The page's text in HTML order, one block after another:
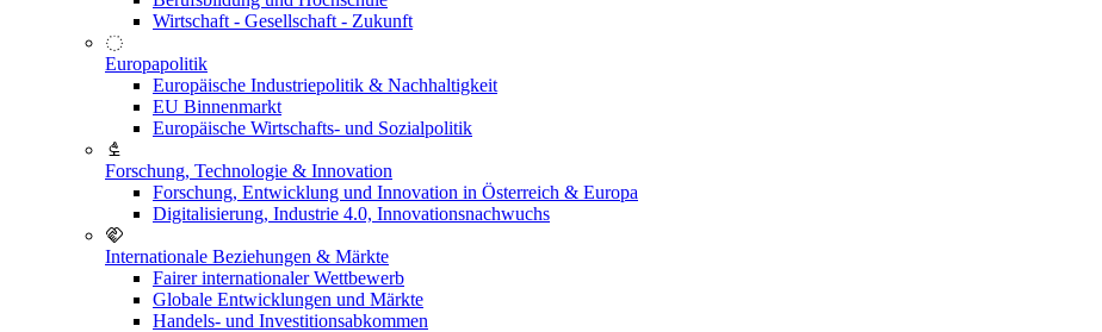
Wirtschaft - Gesellschaft - Zukunft
Europapolitik
Europäische Industriepolitik & Nachhaltigkeit
EU Binnenmarkt
Europäische Wirtschafts- und Sozialpolitik
Forschung, Technologie & Innovation
Forschung, Entwicklung und Innovation in Österreich & Europa
Digitalisierung, Industrie 4.0, Innovationsnachwuchs
Internationale Beziehungen & Märkte
Fairer internationaler Wettbewerb
Globale Entwicklungen und Märkte
Handels- und Investitionsabkommen